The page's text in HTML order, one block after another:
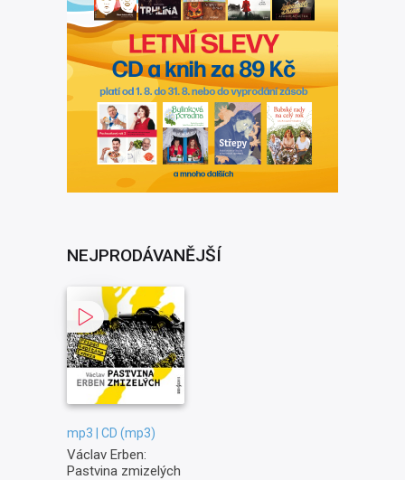
NEJPRODÁVANĚJŠÍ
mp3 | CD (mp3)
Václav Erben:
Pastvina zmizelých